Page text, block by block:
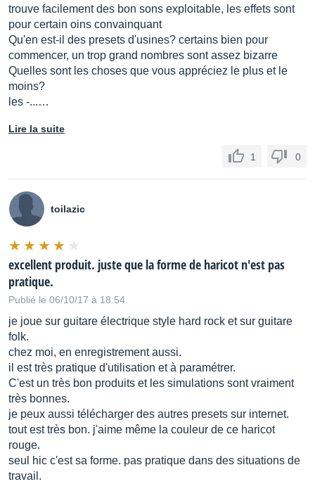
trouve facilement des bon sons exploitable, les effets sont
pour certain oins convainquant
Qu'en est-il des presets d'usines? certains bien pour
commencer, un trop grand nombres sont assez bizarre
Quelles sont les choses que vous appréciez le plus et le
moins?
les -...…
Lire la suite
1 0
toilazic
excellent produit. juste que la forme de haricot n'est pas
pratique.
Publié le 06/10/17 à 18:54
je joue sur guitare électrique style hard rock et sur guitare
folk.
chez moi, en enregistrement aussi.
il est très pratique d'utilisation et à paramétrer.
C'est un très bon produits et les simulations sont vraiment
très bonnes.
je peux aussi télécharger des autres presets sur internet.
tout est très bon. j'aime même la couleur de ce haricot
rouge.
seul hic c'est sa forme. pas pratique dans des situations de
travail.